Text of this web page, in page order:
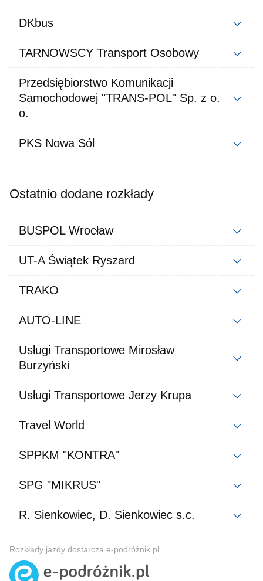
DKbus
TARNOWSCY Transport Osobowy
Przedsiębiorstwo Komunikacji
Samochodowej "TRANS-POL" Sp. z o.
o.
PKS Nowa Sól
Ostatnio dodane rozkłady
BUSPOL Wrocław
UT-A Świątek Ryszard
TRAKO
AUTO-LINE
Usługi Transportowe Mirosław
Burzyński
Usługi Transportowe Jerzy Krupa
Travel World
SPPKM "KONTRA"
SPG "MIKRUS"
R. Sienkowiec, D. Sienkowiec s.c.
Rozkłady jazdy dostarcza e-podróżnik.pl